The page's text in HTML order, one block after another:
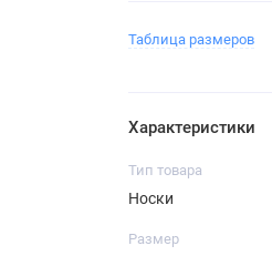
Таблица размеров
Характеристики
Тип товара
Носки
Размер